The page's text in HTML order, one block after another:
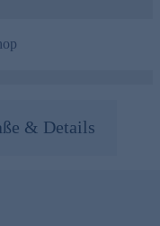
& Details